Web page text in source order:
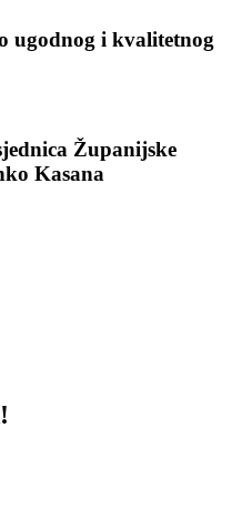
ugodnog i kvalitetnog
Županijske
Kasana